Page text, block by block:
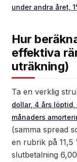
under andra året,
Hur
effektiva
uträkning)
Ta en verklig
dollar, 4 års
månaders
(samma spread
en rubrik på 11,5
slutbetalning